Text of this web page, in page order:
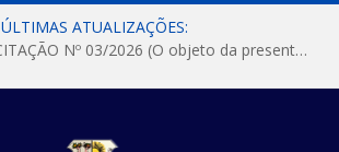
ÚLTIMAS ATUALIZAÇÕES:
DISPENSA DE LICITAÇÃO Nº 03/2026 (O objeto da presente dispensa é a escolha da proposta mais vantajosa para a aquisição, de aparelhos de ar condicionado, tipo Split, com material de instalação e fogão industrial, conforme condições, quantidades e exigências estabelecidas no termo de referencia e neste aviso de contratação direta e seus anexos)